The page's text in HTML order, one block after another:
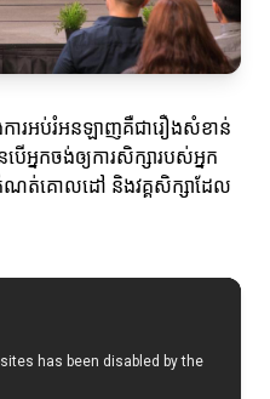
ការអប់រំអនឡាញគឺជារឿងសំខាន់
អ្នកចង់ឲ្យការសិក្សារបស់អ្នក
កំណត់គោលដៅ និងវគ្គសិក្សាដែល